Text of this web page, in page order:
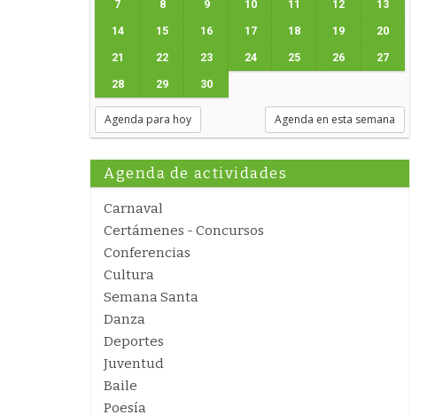
7 8 9 10 11 12 13
14 15 16 17 18 19 20
21 22 23 24 25 26 27
28 29 30
Agenda para hoy Agenda en esta semana
Agenda de actividades
Carnaval
Certámenes - Concursos
Conferencias
Cultura
Semana Santa
Danza
Deportes
Juventud
Baile
Poesía